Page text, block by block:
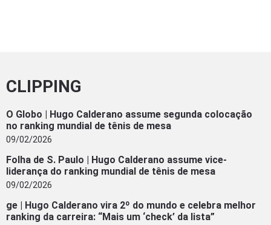
CLIPPING
O Globo | Hugo Calderano assume segunda colocação
no ranking mundial de tênis de mesa
09/02/2026
Folha de S. Paulo | Hugo Calderano assume vice-
liderança do ranking mundial de tênis de mesa
09/02/2026
ge | Hugo Calderano vira 2º do mundo e celebra melhor
ranking da carreira: “Mais um ‘check’ da lista”